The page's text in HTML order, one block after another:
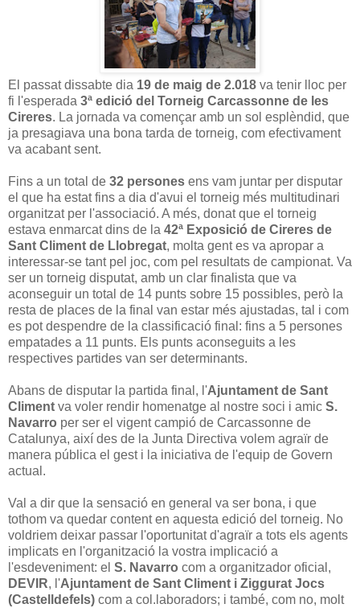
El passat dissabte dia 19 de maig de 2.018 va tenir lloc per
fi l'esperada 3ª edició del Torneig Carcassonne de les
Cireres. La jornada va començar amb un sol esplèndid, que
ja presagiava una bona tarda de torneig, com efectivament
va acabant sent.
Fins a un total de 32 persones ens vam juntar per disputar
el que ha estat fins a dia d'avui el torneig més multitudinari
organitzat per l'associació. A més, donat que el torneig
estava enmarcat dins de la 42ª Exposició de Cireres de
Sant Climent de Llobregat, molta gent es va apropar a
interessar-se tant pel joc, com pel resultats de campionat. Va
ser un torneig disputat, amb un clar finalista que va
aconseguir un total de 14 punts sobre 15 possibles, però la
resta de places de la final van estar més ajustadas, tal i com
es pot despendre de la classificació final: fins a 5 persones
empatades a 11 punts. Els punts aconseguits a les
respectives partides van ser determinants.
Abans de disputar la partida final, l'Ajuntament de Sant
Climent va voler rendir homenatge al nostre soci i amic S.
Navarro per ser el vigent campió de Carcassonne de
Catalunya, així des de la Junta Directiva volem agraïr de
manera pública el gest i la iniciativa de l'equip de Govern
actual.
Val a dir que la sensació en general va ser bona, i que
tothom va quedar content en aquesta edició del torneig. No
voldriem deixar passar l'oportunitat d'agraïr a tots els agents
implicats en l'organització la vostra implicació a
l'esdeveniment: el S. Navarro com a organitzador oficial,
DEVIR, l'Ajuntament de Sant Climent i Ziggurat Jocs
(Castelldefels) com a col.laboradors; i també, com no, molt